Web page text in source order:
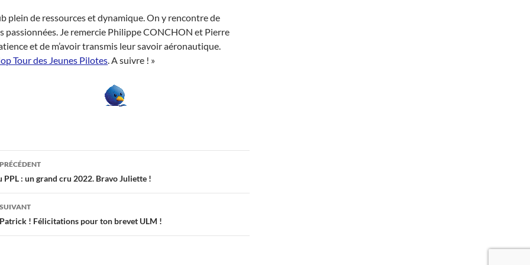
plein de ressources et dynamique. On y rencontre de
passionnées. Je remercie Philippe CONCHON et Pierre
et de m’avoir transmis leur savoir aéronautique.
Tour des Jeunes Pilotes. A suivre ! »
PPL : un grand cru 2022. Bravo Juliette !
! Félicitations pour ton brevet ULM !